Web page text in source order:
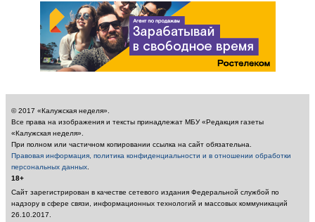
© 2017 «Калужская неделя».
Все права на изображения и тексты принадлежат МБУ «Редакция газеты
«Калужская неделя».
При полном или частичном копировании ссылка на сайт обязательна.
Правовая информация, политика конфиденциальности и в отношении обработки
персональных данных.
18+
Сайт зарегистрирован в качестве сетевого издания Федеральной службой по
надзору в сфере связи, информационных технологий и массовых коммуникаций
26.10.2017.